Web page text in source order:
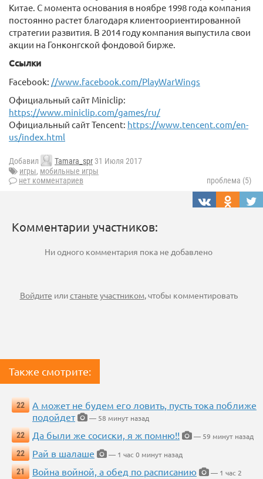
Китае. С момента основания в ноябре 1998 года компания
постоянно растет благодаря клиентоориентированной
стратегии развития. В 2014 году компания выпустила свои
акции на Гонконгской фондовой бирже.
Ссылки
Facebook: //www.facebook.com/PlayWarWings
Официальный сайт Miniclip:
https://www.miniclip.com/games/ru/
Официальный сайт Tencent: https://www.tencent.com/en-
us/index.html
Добавил Tamara_spr 31 Июля 2017
игры, мобильные игры
нет комментариев
проблема (5)
Комментарии участников:
Ни одного комментария пока не добавлено
Войдите илистаньте участником, чтобы комментировать
Также смотрите:
22
А может не будем его ловить, пусть тока поближе
подойдет
— 58 минут назад
22
Да были же сосиски, я ж помню!!
— 59 минут назад
22
Рай в шалаше
— 1 час 0 минут назад
21
Война войной, а обед по расписанию
— 1 час 2